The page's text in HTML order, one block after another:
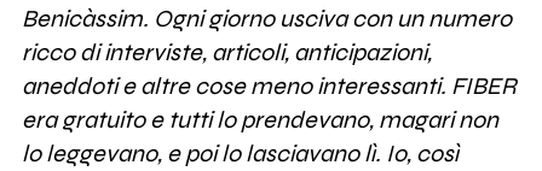
Benicàssim. Ogni giorno usciva con un numero
ricco di interviste, articoli, anticipazioni,
aneddoti e altre cose meno interessanti. FIBER
era gratuito e tutti lo prendevano, magari non
lo leggevano, e poi lo lasciavano lì. Io, così